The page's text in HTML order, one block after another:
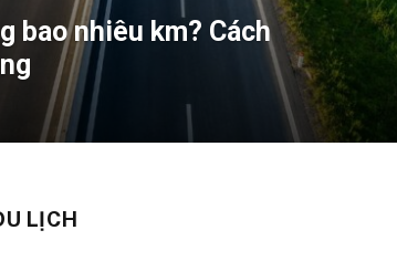
bao nhiêu km? Cách
LỊCH